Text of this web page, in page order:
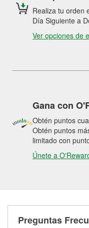
Realiza tu orden
Día Siguiente a
Ver opciones de
Gana con
Obtén puntos
Obtén puntos
limitado con
Únete a
Preguntas